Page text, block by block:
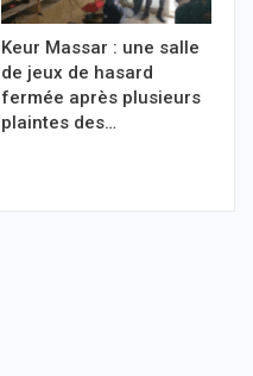
Keur Massar : une salle
de jeux de hasard
fermée après plusieurs
plaintes des…